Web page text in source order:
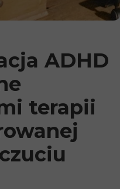
ADHD
terapii